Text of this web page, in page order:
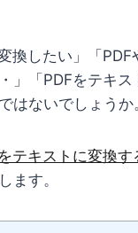
換したい」「
」「PDFをテキ
はないでしょうか
テキストに変換す
ます。